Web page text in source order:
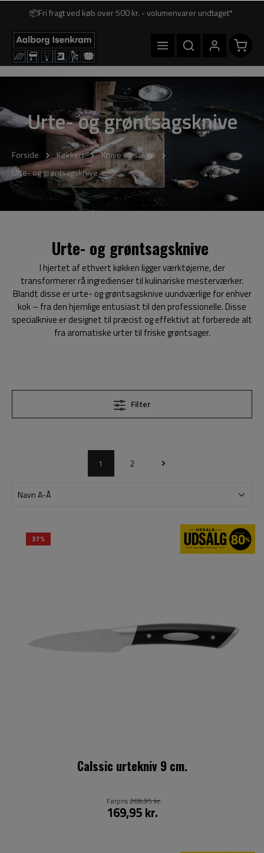
📦Fri fragt ved køb over 500 kr. - volumenvarer undtaget*
Urte- og grøntsagsknive
Forside Køkken
Knive og sakse
Urte- og grøntsagsknive
Urte- og grøntsagsknive
I hjertet af ethvert køkken ligger værktøjerne, der
transformerer rå ingredienser til kulinariske mesterværker.
Blandt disse er urte- og grøntsagsknive uundværlige for enhver
kok – fra den hjemlige entusiast til den professionelle. Disse
specialknive er designet til præcist og effektivt at forberede alt
fra aromatiske urter til friske grøntsager.
Filter
1 2
37%
Calssic urtekniv 9 cm.
169,95 kr.
Førpris269,95 kr.